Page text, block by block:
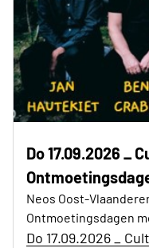
Do 17.09.2026 _
Neos Oost-
Ontmoetingsdagen
Do 17.09.2026 _